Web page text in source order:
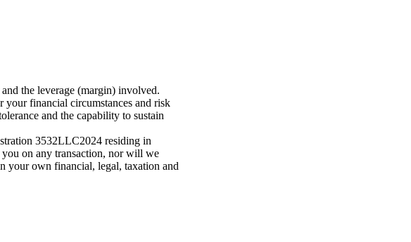
the leverage (margin) involved.
your financial circumstances and risk
and the capability to sustain
3532LLC2024 residing in
on any transaction, nor will we
your own financial, legal, taxation and